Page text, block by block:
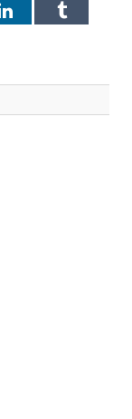
LinkedInTumblr